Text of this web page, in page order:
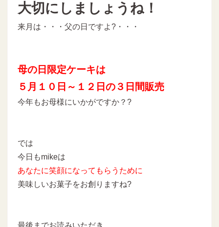
大切にしましょうね！
来月は・・・父の日ですよ?・・・
母の日限定ケーキは
５月１０日～１２日の３日間販売
今年もお母様にいかがですか？?
では
今日もmikeは
あなたに笑顔になってもらうために
美味しいお菓子をお創りますね?